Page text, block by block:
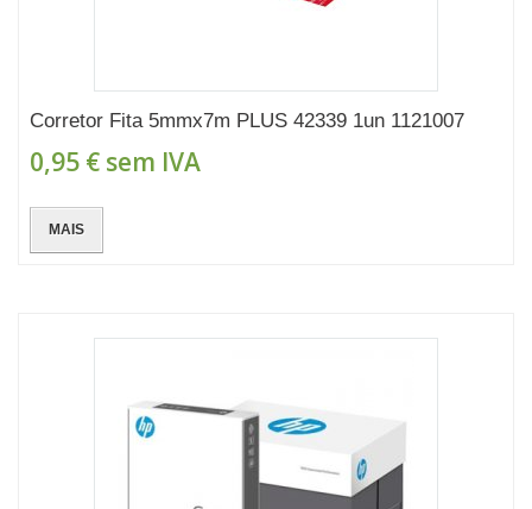
Corretor Fita 5mmx7m PLUS 42339 1un 1121007
0,95 € sem IVA
MAIS